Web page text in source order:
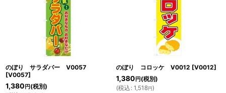
のぼり サラダバー V0057
[V0057]
1,380 円 (税別)
のぼり コロッケ V0012 [V0012]
1,380 円 (税別)
(税込 : 1,518円)